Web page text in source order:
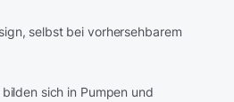
selbst bei vorhersehbarem
sich in Pumpen und